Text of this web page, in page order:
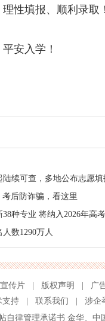
填报、顺利录取！
安入学！
陆续可查，多地公布志愿
后防诈骗，看这里
种专业 将纳入2026年高
数1290万人
传片 版权声明 广
支持 联系我们
涉企
自律管理承诺书 金华、 中